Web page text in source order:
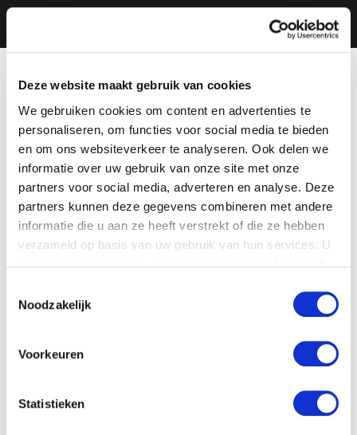
Deze website maakt gebruik van cookies
We gebruiken cookies om content en advertenties te
personaliseren, om functies voor social media te bieden
en om ons websiteverkeer te analyseren. Ook delen we
informatie over uw gebruik van onze site met onze
partners voor social media, adverteren en analyse. Deze
partners kunnen deze gegevens combineren met andere
informatie die u aan ze heeft verstrekt of die ze hebben
verzameld op basis van uw gebruik van hun services. U
Noodzakelijk
Voorkeuren
Statistieken